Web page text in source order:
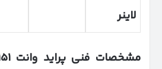
لاینر
مشخصات فنی پراید وانت